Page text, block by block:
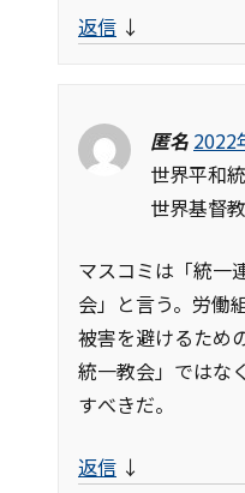
返信 ↓
匿名 2022
世界平和
世界基督
マスコミは「統一
会」と言う。労働
被害を避けるため
統一教会」ではな
すべきだ。
返信 ↓